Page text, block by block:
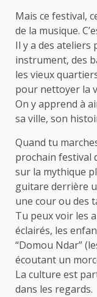
Mais ce festival,
de la musique.
Il y a des ateliers
instrument, des
les vieux
pour nettoyer la
On y apprend à
sa ville, son
Quand tu
prochain festival
sur la mythique
guitare derrière
une cour ou des
Tu peux voir les
éclairés, les
“Domou Ndar”
écoutant un
La culture est
dans les regards.